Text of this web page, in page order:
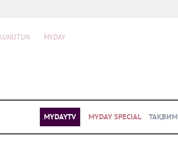
KUNUTUN MYDAY
MYDAYTV MYDAY SPECIAL ТАҚВИМ